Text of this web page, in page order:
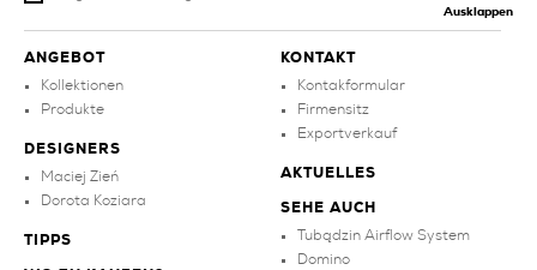
ANGEBOT
Kollektionen
Produkte
DESIGNERS
Maciej Zień
Dorota Koziara
TIPPS
KONTAKT
Kontakformular
Firmensitz
Exportverkauf
AKTUELLES
SEHE AUCH
Tubądzin Airflow System
Domino
Ausklappen